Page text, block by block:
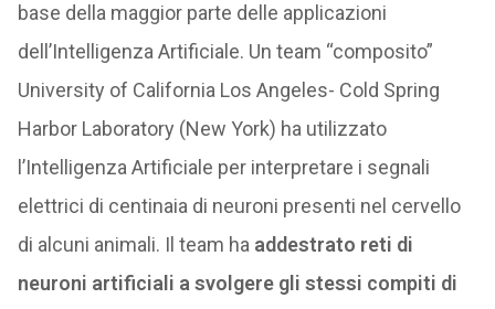
base della maggior parte delle applicazioni
dell’Intelligenza Artificiale. Un team “composito”
University of California Los Angeles- Cold Spring
Harbor Laboratory (New York) ha utilizzato
l’Intelligenza Artificiale per interpretare i segnali
elettrici di centinaia di neuroni presenti nel cervello
di alcuni animali. Il team ha addestrato reti di
neuroni artificiali a svolgere gli stessi compiti di